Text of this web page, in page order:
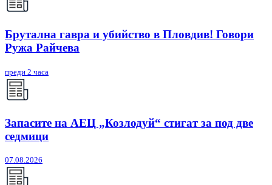
Брутална гавра и убийство в Пловдив! Говори
Ружа Райчева
преди 2 часа
Запасите на АЕЦ „Козлодуй“ стигат за под две
седмици
07.08.2026